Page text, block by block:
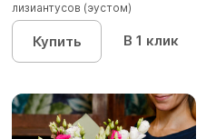
лизиантусов (эустом)
Купить В 1 клик